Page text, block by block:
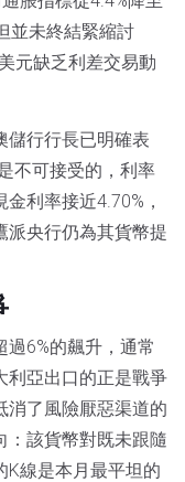
並未終結緊縮討
元缺乏利差交易動
儲行行長已明確表
不可接受的，利率
利率接近4.70%，
派央行仍為其貨幣提
6%的飆升，通常
利亞出口的正是戰爭
消了風險厭惡渠道的
：該貨幣對既未跟隨
K線是本月最平坦的